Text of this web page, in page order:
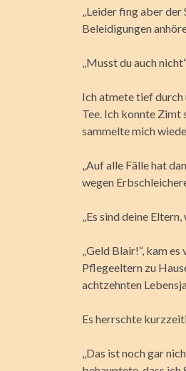
„Leider fing aber
Beleidigungen
„Musst du auch
Ich atmete tief durch
Tee. Ich konnte Zimt
sammelte mich
„Auf alle Fälle hat
wegen
„Es sind deine
„Geld Blair!“, kam
Pflegeeltern zu
achtzehnten
Es herrschte
„Das ist noch gar